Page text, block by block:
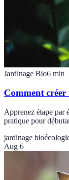
Jardinage Bio6 min
Comment
Apprenez étape par
pratique pour
jardinage bio
Aug 6